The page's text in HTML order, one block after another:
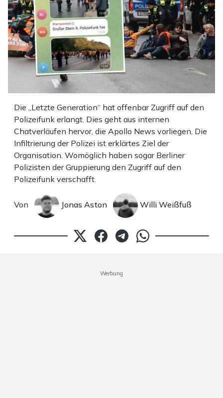
Die „Letzte Generation“ hat offenbar Zugriff auf den
Polizeifunk erlangt. Dies geht aus internen
Chatverläufen hervor, die Apollo News vorliegen. Die
Infiltrierung der Polizei ist erklärtes Ziel der
Organisation. Womöglich haben sogar Berliner
Polizisten der Gruppierung den Zugriff auf den
Polizeifunk verschafft.
Von Jonas Aston Willi Weißfuß
Werbung